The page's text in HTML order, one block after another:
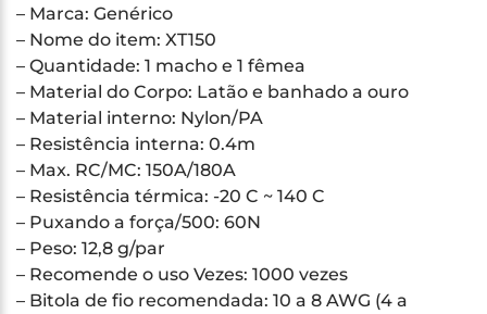
– Marca: Genérico
– Nome do item: XT150
– Quantidade: 1 macho e 1 fêmea
– Material do Corpo: Latão e banhado a ouro
– Material interno: Nylon/PA
– Resistência interna: 0.4m
– Max. RC/MC: 150A/180A
– Resistência térmica: -20 C ~ 140 C
– Puxando a força/500: 60N
– Peso: 12,8 g/par
– Recomende o uso Vezes: 1000 vezes
– Bitola de fio recomendada: 10 a 8 AWG (4 a